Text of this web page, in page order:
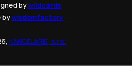
bywildcards
bywisdomfactory
KANCELARIE, s.r.o.